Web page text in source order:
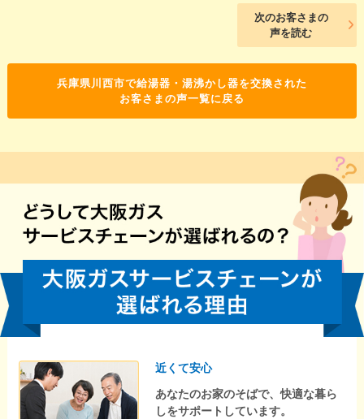
次のお客さまの
声を読む
兵庫県川西市で給湯器・湯沸かし器を交換された
お客さまの声一覧に戻る
近くて安心
あなたのお家のそばで、快適な暮ら
しをサポートしています。